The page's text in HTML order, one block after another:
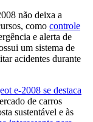
não deixa a
como controle
e alerta de
um sistema de
acidentes durante
e-2008 se destaca
de carros
sustentável e às